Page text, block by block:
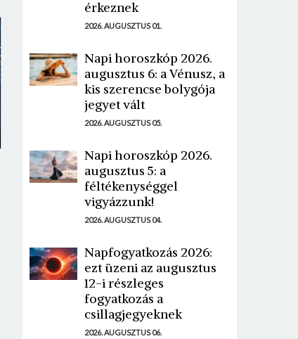
érkeznek
2026. AUGUSZTUS 01.
Napi horoszkóp 2026.
augusztus 6: a Vénusz, a
kis szerencse bolygója
jegyet vált
2026. AUGUSZTUS 05.
Napi horoszkóp 2026.
augusztus 5: a
féltékenységgel
vigyázzunk!
2026. AUGUSZTUS 04.
Napfogyatkozás 2026:
ezt üzeni az augusztus
12-i részleges
fogyatkozás a
csillagjegyeknek
2026. AUGUSZTUS 06.